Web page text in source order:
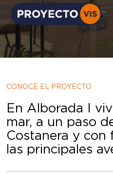
CONOCE EL PROYECTO
En Alborada I
mar, a un paso
Costanera y con
las principales